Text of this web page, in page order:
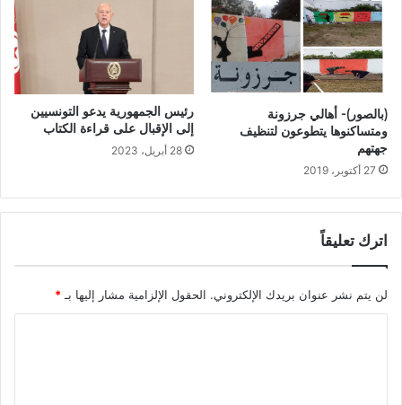
(بالصور)- أهالي جرزونة
ومتساكنوها يتطوعون لتنظيف
جهتهم
27 أكتوبر، 2019
رئيس الجمهورية يدعو التونسيين
إلى الإقبال على قراءة الكتاب
28 أبريل، 2023
اترك تعليقاً
لن يتم نشر عنوان بريدك الإلكتروني. الحقول الإلزامية مشار إليها بـ *